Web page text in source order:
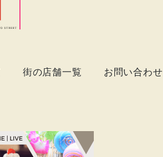
街の店舗一覧 お問い合わせ